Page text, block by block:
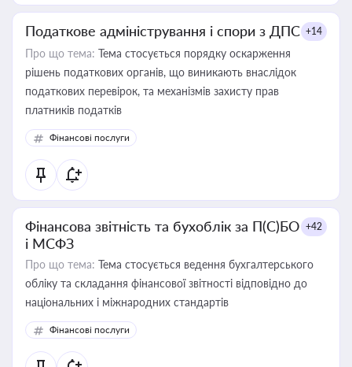
Податкове адміністрування і спори з ДПС +14
Про що тема: Тема стосується порядку оскарження
рішень податкових органів, що виникають внаслідок
податкових перевірок, та механізмів захисту прав
платників податків
Фінансові послуги
Фінансова звітність та бухоблік за П(С)БО
і МСФЗ
+42
Про що тема: Тема стосується ведення бухгалтерського
обліку та складання фінансової звітності відповідно до
національних і міжнародних стандартів
Фінансові послуги